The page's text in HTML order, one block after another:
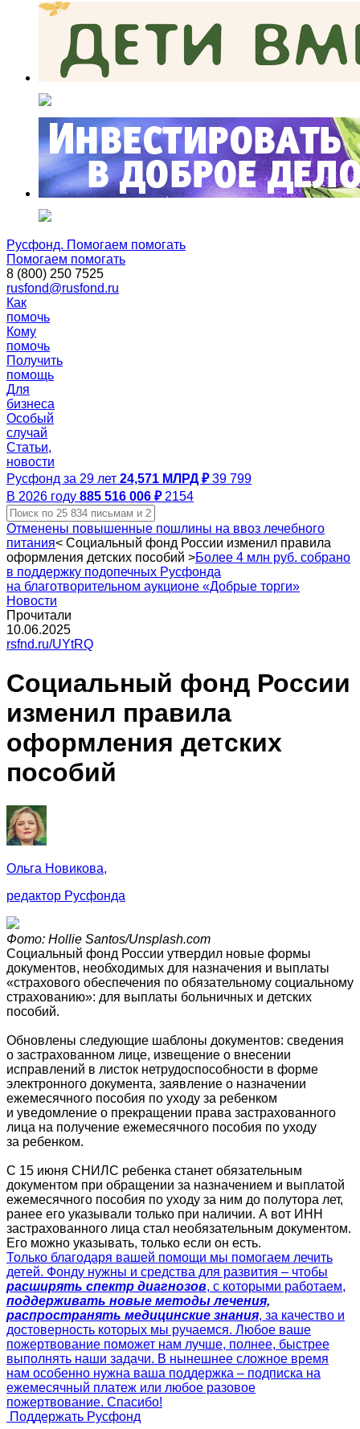
Русфонд. Помогаем помогать
Помогаем помогать
8 (800) 250 7525
rusfond@rusfond.ru
Как
помочь
Кому
помочь
Получить
помощь
Для
бизнеса
Особый
случай
Статьи,
новости
Русфонд за 29 лет 24,571 МЛРД ₽ 39 799
В 2026 году 885 516 006 ₽ 2154
Отменены повышенные пошлины на ввоз лечебного
питания< Социальный фонд России изменил правила
оформления детских пособий >Более 4 млн руб. собрано
в поддержку подопечных Русфонда
на благотворительном аукционе «Добрые торги»
Новости
Прочитали
10.06.2025
rsfnd.ru/UYtRQ
Социальный фонд России
изменил правила
оформления детских
пособий
Ольга Новикова,
редактор Русфонда
Фото: Hollie Santos/Unsplash.com
Социальный фонд России утвердил новые формы
документов, необходимых для назначения и выплаты
«страхового обеспечения по обязательному социальному
страхованию»: для выплаты больничных и детских
пособий.
Обновлены следующие шаблоны документов: сведения
о застрахованном лице, извещение о внесении
исправлений в листок нетрудоспособности в форме
электронного документа, заявление о назначении
ежемесячного пособия по уходу за ребенком
и уведомление о прекращении права застрахованного
лица на получение ежемесячного пособия по уходу
за ребенком.
С 15 июня СНИЛС ребенка станет обязательным
документом при обращении за назначением и выплатой
ежемесячного пособия по уходу за ним до полутора лет,
ранее его указывали только при наличии. А вот ИНН
застрахованного лица стал необязательным документом.
Его можно указывать, только если он есть.
Только благодаря вашей помощи мы помогаем лечить
детей. Фонду нужны и средства для развития – чтобы
расширять спектр диагнозов, с которыми работаем,
поддерживать новые методы лечения,
распространять медицинские знания, за качество и
достоверность которых мы ручаемся. Любое ваше
пожертвование поможет нам лучше, полнее, быстрее
выполнять наши задачи. В нынешнее сложное время
нам особенно нужна ваша поддержка – подписка на
ежемесячный платеж или любое разовое
пожертвование. Спасибо!
Поддержать Русфонд